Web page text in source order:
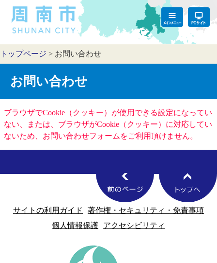
トップページ > お問い合わせ
お問い合わせ
ブラウザでCookie（クッキー）が使用できる設定になってい
ない、または、ブラウザがCookie（クッキー）に対応してい
ないため、お問い合わせフォームをご利用頂けません。
サイトの利用ガイド
著作権・セキュリティ・免責事項
個人情報保護
アクセシビリティ